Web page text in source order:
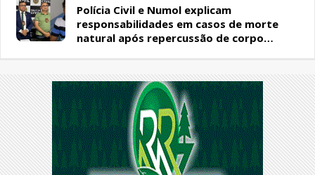
Polícia Civil e Numol explicam
responsabilidades em casos de morte
natural após repercussão de corpo